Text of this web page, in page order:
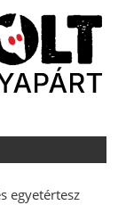
egyetértesz